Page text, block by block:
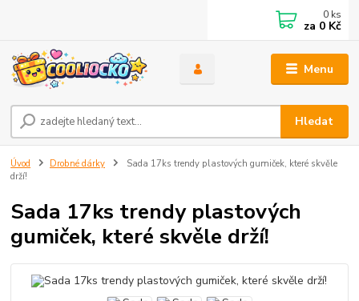
Menu
Hledat
0 ks
za 0 Kč
Úvod Drobné dárky
Sada 17ks trendy plastových gumiček, které skvěle
drží!
Sada 17ks trendy plastových
gumiček, které skvěle drží!